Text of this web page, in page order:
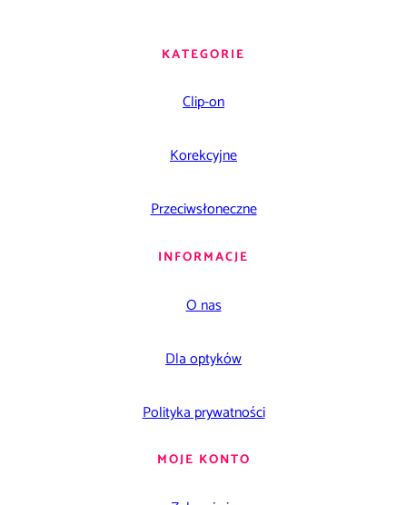
KATEGORIE
Clip-on
Korekcyjne
Przeciwsłoneczne
INFORMACJE
O nas
Dla optyków
Polityka prywatności
MOJE KONTO